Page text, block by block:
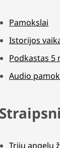
Pamokslai
Istorijos
Podkastas 5
Audio
Trijų angelų